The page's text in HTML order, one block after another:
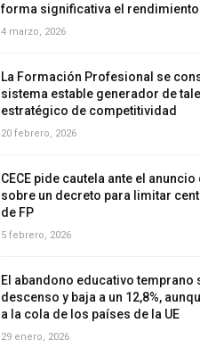
forma significativa el
4 marzo, 2026
La Formación Profesional se
sistema estable generador de
estratégico de competitividad
20 febrero, 2026
CECE pide cautela ante el
sobre un decreto para limitar
de FP
5 febrero, 2026
El abandono educativo temprano
descenso y baja a un 12,8%,
a la cola de los países de la UE
29 enero, 2026